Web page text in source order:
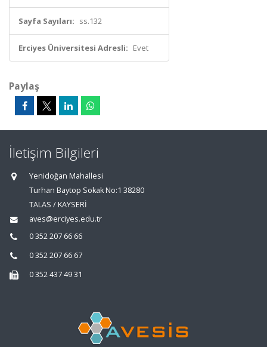
Sayfa Sayıları: ss.132
Erciyes Üniversitesi Adresli: Evet
Paylaş
İletişim Bilgileri
Yenidoğan Mahallesi
Turhan Baytop Sokak No:1 38280
TALAS / KAYSERİ
aves@erciyes.edu.tr
0 352 207 66 66
0 352 207 66 67
0 352 437 49 31